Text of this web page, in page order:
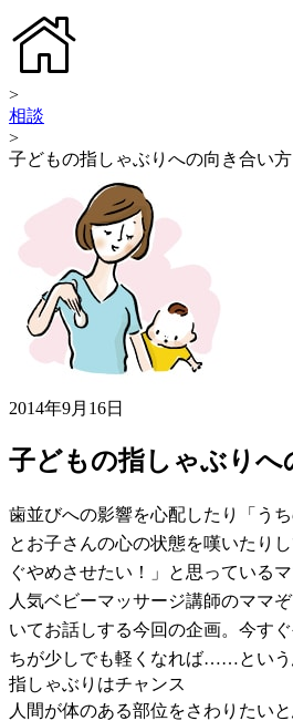
>
相談
>
子どもの指しゃぶりへの向き合い方
2014年9月16日
子どもの指しゃぶりへ
歯並びへの影響を心配したり「う
とお子さんの心の状態を嘆いたり
ぐやめさせたい！」と思っている
人気ベビーマッサージ講師のママ
いてお話しする今回の企画。今す
ちが少しでも軽くなれば……という
指しゃぶりはチャンス
人間が体のある部位をさわりたい